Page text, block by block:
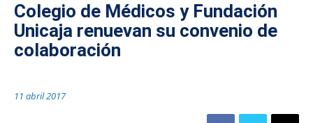
Colegio de Médicos y Fundación
Unicaja renuevan su convenio de
colaboración
11 abril 2017